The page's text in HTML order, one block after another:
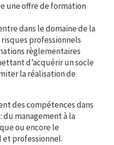
une offre de formation
dans le domaine de la
professionnels
règlementaires
d’acquérir un socle
la réalisation de
des compétences dans
du management à la
ou encore le
professionnel.